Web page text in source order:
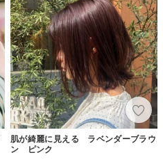
肌が綺麗に見える ラベンダーブラウ
ン ピンク